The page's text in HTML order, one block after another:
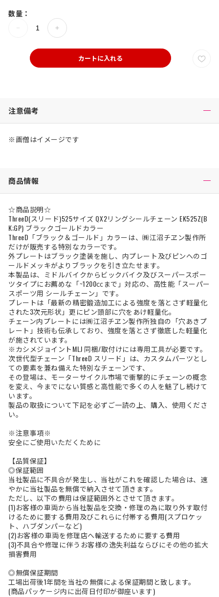
数量：
カートに入れる
注意備考
※画僧はイメージです
商品情報
☆商品説明☆
ThreeD(スリード)525サイズ QX2リングシールチェーン EK525Z(B
K;GP) ブラックゴールドカラー
ThreeD「ブラック＆ゴールド」カラーは、㈱江沼チヱン製作所
だけが販売する特別なカラーです。
外プレートはブラック塗装を施し、内プレート及びピンへのゴ
ールドメッキがよりブラックを引き立たせます。
本製品は、ミドルバイクからビックバイク及びスーパースポー
ツタイプにお薦めな「~1200㏄まで」対応の、高性能「スーパー
スポーツ用 シールチェーン」です。
プレートは「最新の精密鍛造加工による強度を落とさず軽量化
された3次元形状」更にピン頭部に穴をあけ軽量化。
チェーン内プレートには㈱江沼チヱン製作所独自の「穴あきプ
レート」技術も伝承しており、強度を落とさず徹底した軽量化
が施されています。
※カシメジョイントMLJ 同梱/取付けには専用工具が必要です。
次世代型チェーン「ThreeD スリード」は、カスタムパーツとし
ての要素を兼ね備えた特別なチェーンです、
その登場は、モーターサイクル市場で衝撃的にチェーンの概念
を変え、今までにない質感と高性能で多くの人を魅了し続けて
います。
製品の取扱について下記を必ずご一読の上、購入、使用くださ
い。
※注意事項※
安全にご使用いただくために
【品質保証】
◎保証範囲
当社製品に不具合が発生し、当社がこれを確認した場合は、速
やかに当社製品を無償で納入させて頂きます。
ただし、以下の費用は保証範囲外とさせて頂きます。
(1)お客様の車両から当社製品を交換・修理の為に取り外す取付
けるために要する費用及びこれらに付帯する費用(スプロケッ
ト、ハブダンパーなど)
(2)お客様の車両を修理店へ輸送するために要する費用
(3)不具合や修理に伴うお客様の逸失利益ならびにその他の拡大
損害費用
◎無償保証期間
工場出荷後1年間を当社の無償による保証期間と致します。
(商品パッケージ内に出荷日付印が御座います)